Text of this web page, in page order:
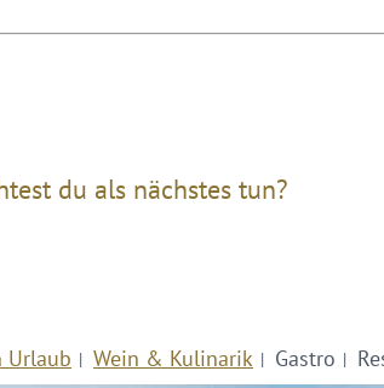
du als nächstes tun?
Urlaub Wein & Kulinarik Gastro